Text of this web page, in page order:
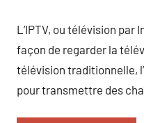
L’IPTV, ou télévision
façon de regarder la
télévision traditionnelle,
pour transmettre des